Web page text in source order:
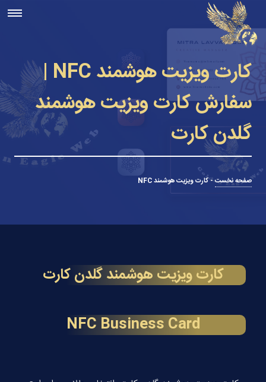
کارت ویزیت هوشمند NFC |
سفارش کارت ویزیت هوشمند
گلدن کارت
صفحه نخست-کارت ویزیت هوشمند NFC
کارت ویزیت هوشمند گلدن کارت
NFC Business Card